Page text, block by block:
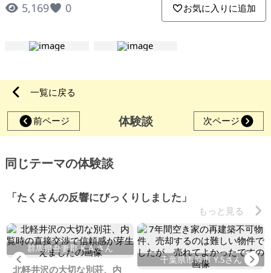
5,169 0 お気に入りに追加
一覧に戻る
前ページ 体験談 次ページ
同じテーマの体験談
「たくさんの反響にびっくりしました」
もっと見る
Previous
群馬県吾妻郡 K.A.さん
北軽井沢の大切な別荘、内
千葉県市原市 Y.Sさん